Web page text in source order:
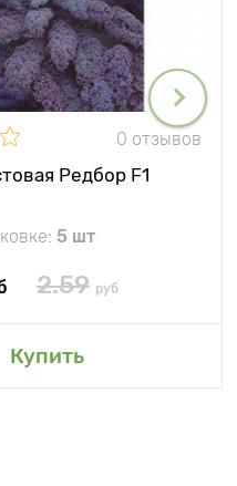
0 отзывов
Редбор F1
5 шт
2.59 руб
Купить